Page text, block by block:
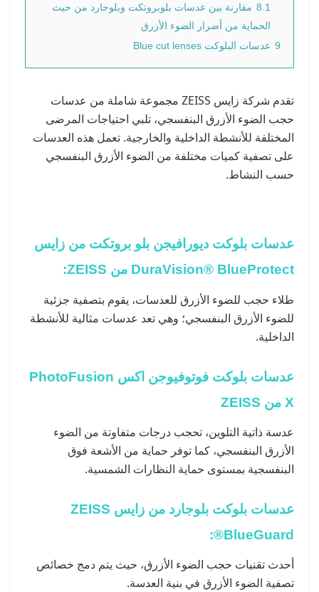
8.1 مقارنة بين عدسات بلوبروتكت وبلوجارد من حيث
الحماية من أضرار الضوء الأزرق
9 عدسات البلوكت Blue cut lenses
تقدم شركة زايس ZEISS مجموعة شاملة من عدسات
حجب الضوء الأزرق البنفسجي، تلبي احتياجات المرضى
المختلفة للأنشطة الداخلية والخارجية. تعمل هذه العدسات
على تصفية كميات مختلفة من الضوء الأزرق البنفسجي
حسب النشاط.
عدسات بلوكت ديورافيجن بلو بروتكت من زايس
DuraVision® BlueProtect من ZEISS:
طلاء حجب للضوء الأزرق للعدسات، يقوم بتصفية جزئية
للضوء الأزرق البنفسجي؛ وهي تعد عدسات مثالية للأنشطة
الداخلية.
عدسات بلوكت فوتوفيوجن اكس PhotoFusion
X من ZEISS
عدسة ذاتية التلوين، تحجب درجات متفاوتة من الضوء
الأزرق البنفسجي، كما توفر حماية من الأشعة فوق
البنفسجية بمستوى حماية النظارات الشمسية.
عدسات بلوكت بلوجارد من زايس ZEISS
BlueGuard®:
أحدث تقنيات حجب الضوء الأزرق، حيث يتم دمج خصائص
تصفية الضوء الأزرق في بنية العدسة.